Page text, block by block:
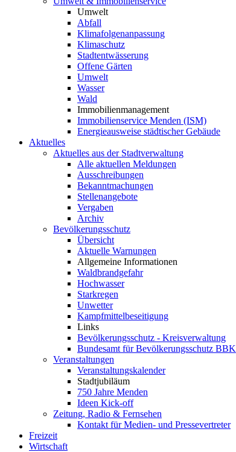
Umwelt
Abfall
Klimafolgenanpassung
Klimaschutz
Stadtentwässerung
Offene Gärten
Umwelt
Wasser
Wald
Immobilienmanagement
Immobilienservice Menden (ISM)
Energieausweise städtischer Gebäude
Aktuelles
Aktuelles aus der Stadtverwaltung
Alle aktuellen Meldungen
Ausschreibungen
Bekanntmachungen
Stellenangebote
Vergaben
Archiv
Bevölkerungsschutz
Übersicht
Aktuelle Warnungen
Allgemeine Informationen
Waldbrandgefahr
Hochwasser
Starkregen
Unwetter
Kampfmittelbeseitigung
Links
Bevölkerungsschutz - Kreisverwaltung
Bundesamt für Bevölkerungsschutz BBK
Veranstaltungen
Veranstaltungskalender
Stadtjubiläum
750 Jahre Menden
Ideen Kick-off
Zeitung, Radio & Fernsehen
Kontakt für Medien- und Pressevertreter
Freizeit
Wirtschaft